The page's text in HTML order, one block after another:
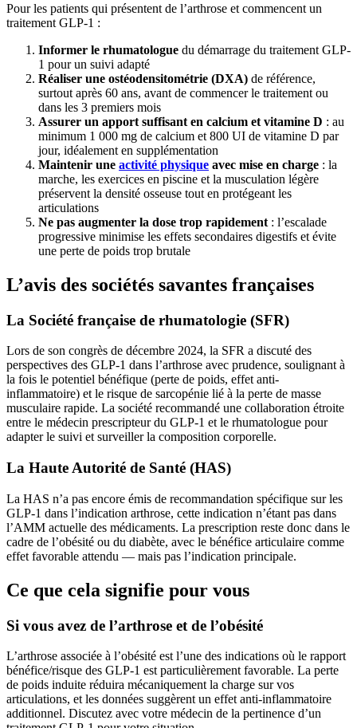
Pour les patients qui présentent de l’arthrose et commencent un
traitement GLP-1 :
Informer le rhumatologue du démarrage du traitement GLP-
1 pour un suivi adapté
Réaliser une ostéodensitométrie (DXA) de référence,
surtout après 60 ans, avant de commencer le traitement ou
dans les 3 premiers mois
Assurer un apport suffisant en calcium et vitamine D : au
minimum 1 000 mg de calcium et 800 UI de vitamine D par
jour, idéalement en supplémentation
Maintenir une activité physique avec mise en charge : la
marche, les exercices en piscine et la musculation légère
préservent la densité osseuse tout en protégeant les
articulations
Ne pas augmenter la dose trop rapidement : l’escalade
progressive minimise les effets secondaires digestifs et évite
une perte de poids trop brutale
L’avis des sociétés savantes françaises
La Société française de rhumatologie (SFR)
Lors de son congrès de décembre 2024, la SFR a discuté des
perspectives des GLP-1 dans l’arthrose avec prudence, soulignant à
la fois le potentiel bénéfique (perte de poids, effet anti-
inflammatoire) et le risque de sarcopénie lié à la perte de masse
musculaire rapide. La société recommandé une collaboration étroite
entre le médecin prescripteur du GLP-1 et le rhumatologue pour
adapter le suivi et surveiller la composition corporelle.
La Haute Autorité de Santé (HAS)
La HAS n’a pas encore émis de recommandation spécifique sur les
GLP-1 dans l’indication arthrose, cette indication n’étant pas dans
l’AMM actuelle des médicaments. La prescription reste donc dans le
cadre de l’obésité ou du diabète, avec le bénéfice articulaire comme
effet favorable attendu — mais pas l’indication principale.
Ce que cela signifie pour vous
Si vous avez de l’arthrose et de l’obésité
L’arthrose associée à l’obésité est l’une des indications où le rapport
bénéfice/risque des GLP-1 est particulièrement favorable. La perte
de poids induite réduira mécaniquement la charge sur vos
articulations, et les données suggèrent un effet anti-inflammatoire
additionnel. Discutez avec votre médecin de la pertinence d’un